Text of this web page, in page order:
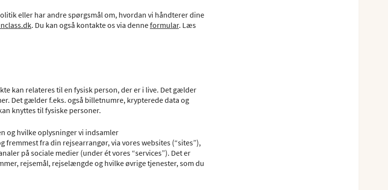
eller har andre spørgsmål om, hvordan vi håndterer dine
. Du kan også kontakte os via denneformular. Læs
kan relateres til en fysisk person, der er i live. Det gælder
Det gælder f.eks. også billetnumre, krypterede data og
knyttes til fysiske personer.
og hvilke oplysninger vi indsamler
fra din rejsearrangør, via vores websites (“sites”),
på sociale medier (under ét vores “services”). Det er
rejsemål, rejselængde og hvilke øvrige tjenester, som du